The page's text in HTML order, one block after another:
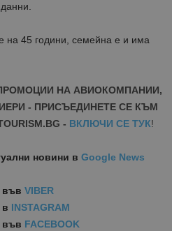
на 45 години, семейна е и има
НА АВИОКОМПАНИИ,
- ПРИСЪЕДИНЕТЕ СЕ КЪМ
- ВКЛЮЧИ СЕ ТУК!
новини в Google News
във VIBER
INSTAGRAM
във FACEBOOK